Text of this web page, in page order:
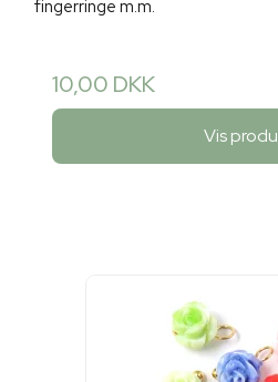
fingerringe m.m.
10,00 DKK
Vis